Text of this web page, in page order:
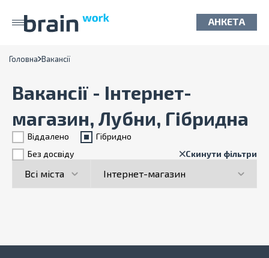
АНКЕТА
Головна Вакансії
Вакансії - Інтернет-
магазин, Лубни, Гібридна
Віддалено
Гiбридно
Без досвіду
Скинути фільтри